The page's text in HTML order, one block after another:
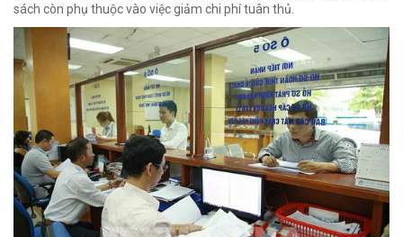
sách còn phụ thuộc vào việc giảm chi phí tuân thủ.